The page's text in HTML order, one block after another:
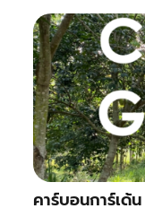
คาร์บอนการ์เด้